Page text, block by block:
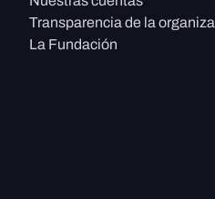
Transparencia de la
La Fundación